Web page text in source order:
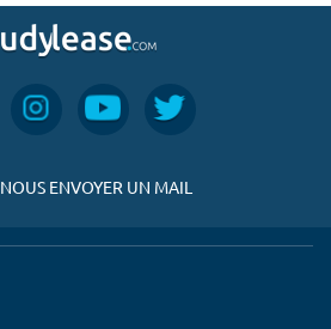
NOUS ENVOYER UN MAIL